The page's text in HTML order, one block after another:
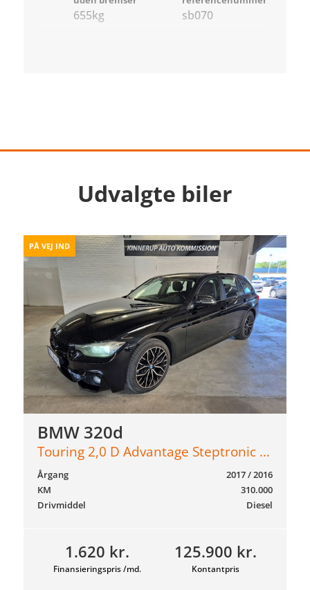
655kg sb070
Udvalgte biler
PÅ VEJ IND
BMW 320d
Touring 2,0 D Advantage Steptronic 190HK Stc 8g Aut.
1.620 kr.
Finansieringspris /md.
125.900 kr.
Kontantpris
2017 / 2016
Årgang
310.000
KM
Diesel
Drivmiddel